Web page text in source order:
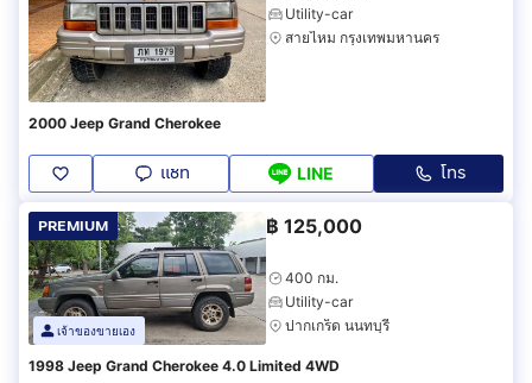
Utility-car
สายไหม กรุงเทพมหานคร
2000 Jeep Grand Cherokee
แชท LINE โทร
PREMIUM
เจ้าของขายเอง
฿ 125,000
400 กม.
Utility-car
ปากเกร็ด นนทบุรี
1998 Jeep Grand Cherokee 4.0 Limited 4WD